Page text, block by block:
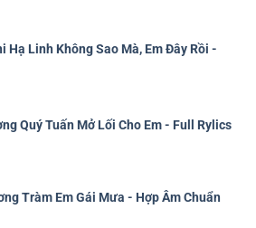
Hạ Linh Không Sao Mà, Em Đây Rồi -
Quý Tuấn Mở Lối Cho Em - Full Rylics
Tràm Em Gái Mưa - Hợp Âm Chuẩn